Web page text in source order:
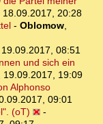
18.09.2017, 20:28
- Oblomow,
19.09.2017, 08:51
und sich ein
19.09.2017, 19:09
Alphonso
09:01
(oT)
-